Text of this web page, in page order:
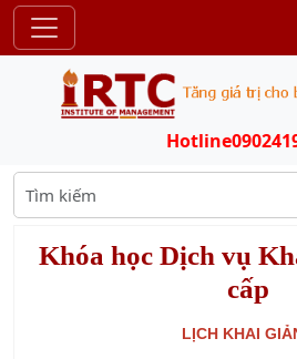
Hotline
Khóa học Dịch vụ
cấp
LỊCH KHAI